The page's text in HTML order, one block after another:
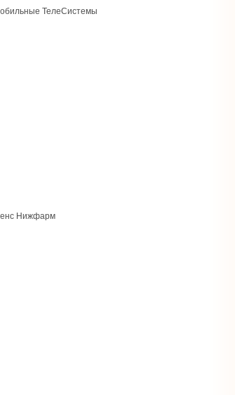
ТелеСистемы
Нижфарм